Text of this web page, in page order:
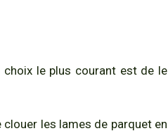
choix le plus courant est de le
les lames de parquet en